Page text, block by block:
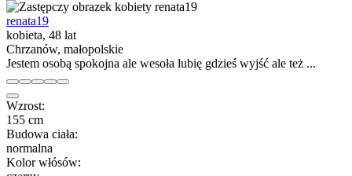
renata19
kobieta, 48 lat
Chrzanów, małopolskie
Jestem osobą spokojna ale wesoła lubię gdzieś wyjść ale też ...
Wzrost:
155 cm
Budowa ciała:
normalna
Kolor włósów: